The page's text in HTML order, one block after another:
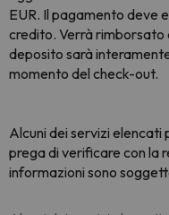
EUR. Il pagamento deve
credito. Verrà rimborsato
deposito sarà
momento del check-out.
Alcuni dei servizi elencati
prega di verificare con la
informazioni sono